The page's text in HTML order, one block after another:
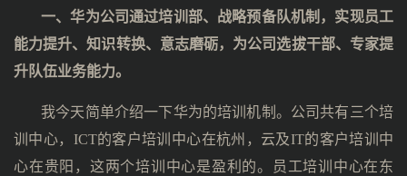
一、华为公司通过培训部、战略预备队机制，实现员工
能力提升、知识转换、意志磨砺，为公司选拔干部、专家提
升队伍业务能力。
我今天简单介绍一下华为的培训机制。公司共有三个培
训中心，ICT的客户培训中心在杭州，云及IT的客户培训中
心在贵阳，这两个培训中心是盈利的。员工培训中心在东